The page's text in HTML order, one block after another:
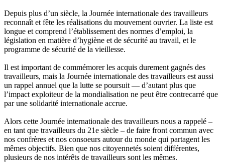
Depuis plus d’un siècle, la Journée internationale des travailleurs
reconnaît et fête les réalisations du mouvement ouvrier. La liste est
longue et comprend l’établissement des normes d’emploi, la
législation en matière d’hygiène et de sécurité au travail, et le
programme de sécurité de la vieillesse.
Il est important de commémorer les acquis durement gagnés des
travailleurs, mais la Journée internationale des travailleurs est aussi
un rappel annuel que la lutte se poursuit — d’autant plus que
l’impact exploiteur de la mondialisation ne peut être contrecarré que
par une solidarité internationale accrue.
Alors cette Journée internationale des travailleurs nous a rappelé –
en tant que travailleurs du 21e siècle – de faire front commun avec
nos confrères et nos consoeurs autour du monde qui partagent les
mêmes objectifs. Bien que nos citoyennetés soient différentes,
plusieurs de nos intérêts de travailleurs sont les mêmes.